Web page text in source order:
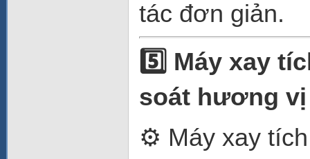
tác đơn giản.
5️⃣ Máy xay
soát hương vị
⚙️ Máy xay